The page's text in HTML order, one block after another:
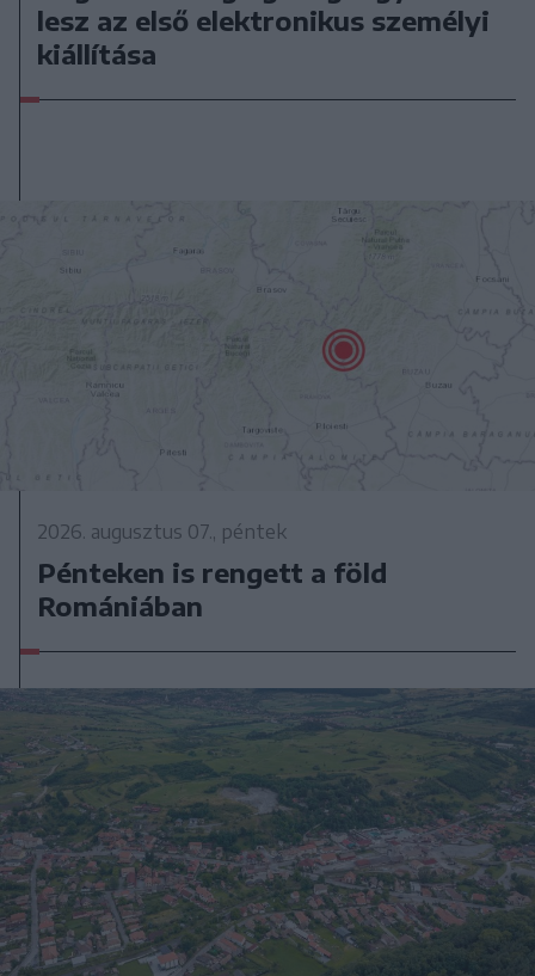
lesz az első elektronikus személyi
kiállítása
2026. augusztus 07., péntek
Pénteken is rengett a föld
Romániában